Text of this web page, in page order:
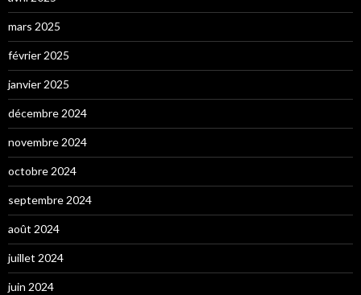
mars 2025
février 2025
janvier 2025
décembre 2024
novembre 2024
octobre 2024
septembre 2024
août 2024
juillet 2024
juin 2024